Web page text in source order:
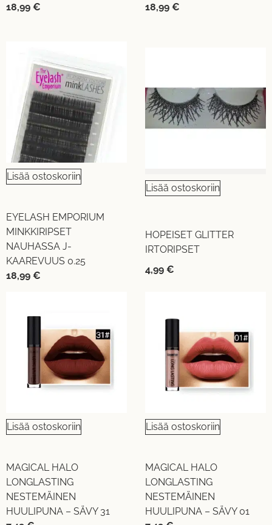
18,99 €
18,99 €
Lisää ostoskoriin
EYELASH EMPORIUM
MINKKIRIPSET
NAUHASSA J-
KAAREVUUS 0.25
18,99 €
Lisää ostoskoriin
HOPEISET GLITTER
IRTORIPSET
4,99 €
Lisää ostoskoriin
MAGICAL HALO
LONGLASTING
NESTEMÄINEN
HUULIPUNA – SÄVY 31
Lisää ostoskoriin
MAGICAL HALO
LONGLASTING
NESTEMÄINEN
HUULIPUNA – SÄVY 01